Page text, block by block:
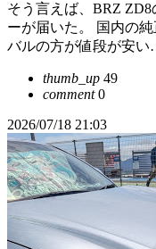
そう言えば、BRZ
ーが届いた。 国内の
バルの方が値段が安
thumb_up 49
comment0
2026/07/18 21:03